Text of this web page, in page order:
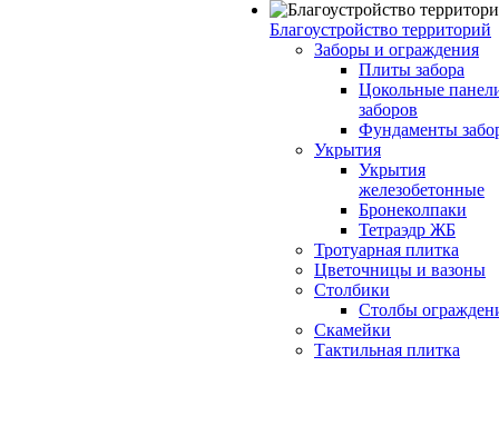
Благоустройство территорий
Заборы и ограждения
Плиты забора
Цокольные
заборов
Фундаменты
Укрытия
Укрытия
железобетонные
Бронеколпаки
Тетраэдр ЖБ
Тротуарная плитка
Цветочницы и вазоны
Столбики
Столбы
Скамейки
Тактильная плитка